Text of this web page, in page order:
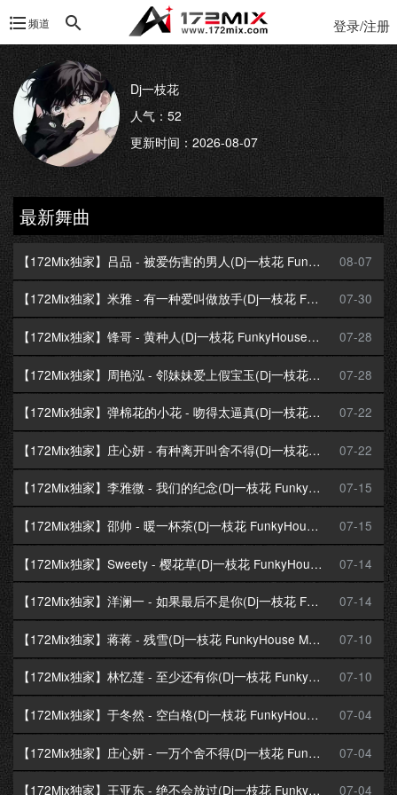
频道 登录/注册
Dj一枝花
人气：52
更新时间：2026-08-07
最新舞曲
【172Mix独家】吕品 - 被爱伤害的男人(Dj一枝花 FunkyHouse Mix国语男)空灵鼓 08-07
【172Mix独家】米雅 - 有一种爱叫做放手(Dj一枝花 FunkyHouse Mix国语女)空灵鼓 07-30
【172Mix独家】锋哥 - 黄种人(Dj一枝花 FunkyHouse Mix国语男)空灵鼓 07-28
【172Mix独家】周艳泓 - 邻妹妹爱上假宝玉(Dj一枝花 FunkyHouse Mix国语女)空灵鼓 07-28
【172Mix独家】弹棉花的小花 - 吻得太逼真(Dj一枝花 FunkyHouse Mix国语女)空灵鼓 07-22
【172Mix独家】庄心妍 - 有种离开叫舍不得(Dj一枝花 FunkyHouse Mix国语女)空灵鼓 07-22
【172Mix独家】李雅微 - 我们的纪念(Dj一枝花 FunkyHouse Mix国语女)空灵鼓 07-15
【172Mix独家】邵帅 - 暖一杯茶(Dj一枝花 FunkyHouse Mix国语男)空灵鼓 07-15
【172Mix独家】Sweety - 樱花草(Dj一枝花 FunkyHouse Mix国语女)空灵鼓 07-14
【172Mix独家】洋澜一 - 如果最后不是你(Dj一枝花 FunkyHouse Mix国语女)空灵鼓 07-14
【172Mix独家】蒋蒋 - 残雪(Dj一枝花 FunkyHouse Mix国语男)空灵鼓 07-10
【172Mix独家】林忆莲 - 至少还有你(Dj一枝花 FunkyHouse Mix国语女)空灵鼓 07-10
【172Mix独家】于冬然 - 空白格(Dj一枝花 FunkyHouse Mix国语女)空灵鼓 07-04
【172Mix独家】庄心妍 - 一万个舍不得(Dj一枝花 FunkyHouse Mix国语女)空灵鼓 07-04
【172Mix独家】王亚东 - 绝不会放过(Dj一枝花 FunkyHouse Mix国语男)空灵鼓 07-04